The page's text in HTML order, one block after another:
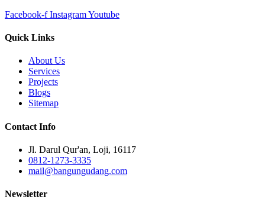
Facebook-f InstagramYoutube
Quick Links
About Us
Services
Projects
Blogs
Sitemap
Contact Info
Jl. Darul Qur'an, Loji, 16117
0812-1273-3335
mail@bangungudang.com
Newsletter